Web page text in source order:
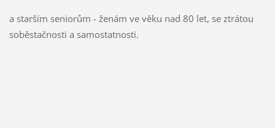
a starším seniorům - ženám ve věku nad 80 let, se ztrátou
soběstačnosti a samostatnosti.